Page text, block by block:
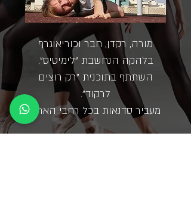
מורה, רקדן, חבר וכוריאוגרף
בלהקה הנחשבת "לימיטיס".
השתתף בתוכנית "רק רוצים
לרקוד".
מעביר סדנאות בכל רחבי הארץ.